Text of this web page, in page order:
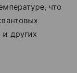
что
других